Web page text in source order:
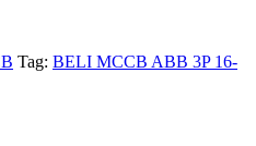
Tag: BELI MCCB ABB 3P 16-